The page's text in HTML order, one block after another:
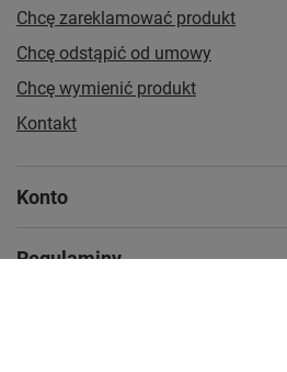
Chcę zareklamować produkt
Chcę odstąpić od umowy
Chcę wymienić produkt
Kontakt
Konto
Regulaminy